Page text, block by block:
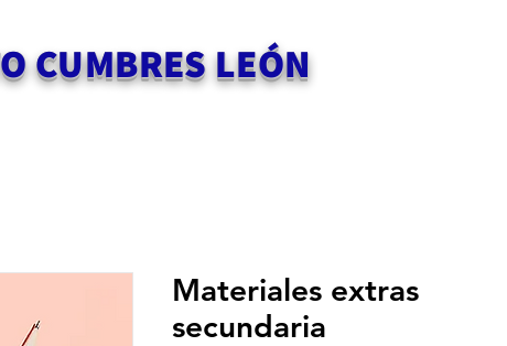
CUMBRES LEÓN
Materiales extras
secundaria